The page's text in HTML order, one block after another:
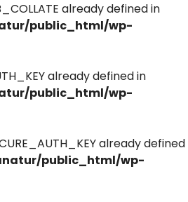
already defined in
public_html/wp-
already defined in
public_html/wp-
already defined
public_html/wp-